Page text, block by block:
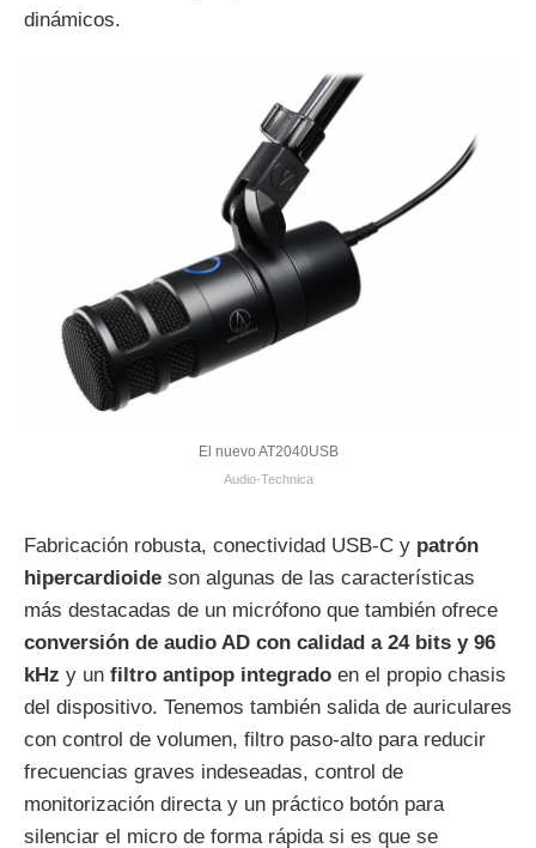
dinámicos.
El nuevo AT2040USB
Audio-Technica
Fabricación robusta, conectividad USB-C y patrón
hipercardioide son algunas de las características
más destacadas de un micrófono que también ofrece
conversión de audio AD con calidad a 24 bits y 96
kHz y un filtro antipop integrado en el propio chasis
del dispositivo. Tenemos también salida de auriculares
con control de volumen, filtro paso-alto para reducir
frecuencias graves indeseadas, control de
monitorización directa y un práctico botón para
silenciar el micro de forma rápida si es que se